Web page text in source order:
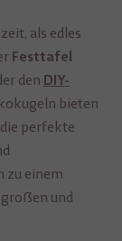
als edles
Festtafel
den DIY-
bieten
die perfekte
zu einem
großen und